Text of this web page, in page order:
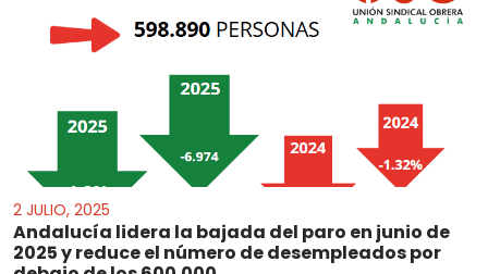
2 JULIO, 2025
Andalucía lidera la bajada del paro en junio de
2025 y reduce el número de desempleados por